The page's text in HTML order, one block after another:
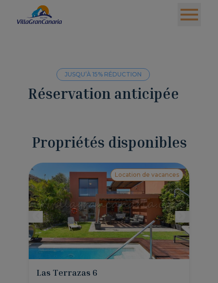
JUSQU’À 15% RÉDUCTION
Réservation anticipée
Propriétés disponibles
Location de vacances
Las Terrazas 6